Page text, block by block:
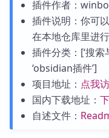
插件作者：
插件说明：你可
在本地仓库里进行
插件分类：[‘搜索
‘obsidian插件’]
项目地址： 点我
国内下载地址：
自述文件：